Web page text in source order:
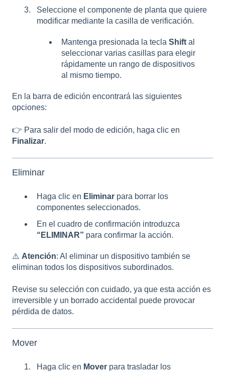
Seleccione el componente de planta que quiere
modificar mediante la casilla de verificación.
Mantenga presionada la tecla Shift al
seleccionar varias casillas para elegir
rápidamente un rango de dispositivos
al mismo tiempo.
En la barra de edición encontrará las siguientes
opciones:
👉 Para salir del modo de edición, haga clic en
Finalizar.
Eliminar
Haga clic en Eliminar para borrar los
componentes seleccionados.
En el cuadro de confirmación introduzca
“ELIMINAR” para confirmar la acción.
⚠️ Atención: Al eliminar un dispositivo también se
eliminan todos los dispositivos subordinados.
Revise su selección con cuidado, ya que esta acción es
irreversible y un borrado accidental puede provocar
pérdida de datos.
Mover
Haga clic en Mover para trasladar los